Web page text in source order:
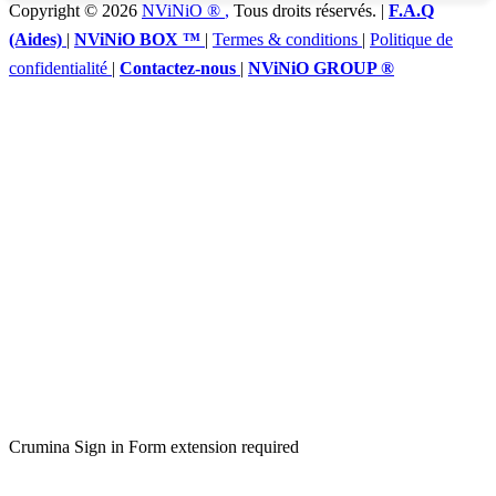
Copyright © 2026 NViNiO ® , Tous droits réservés. | F.A.Q
(Aides) | NViNiO BOX ™ | Termes & conditions | Politique de
confidentialité | Contactez-nous | NViNiO GROUP ®
Crumina Sign in Form extension required